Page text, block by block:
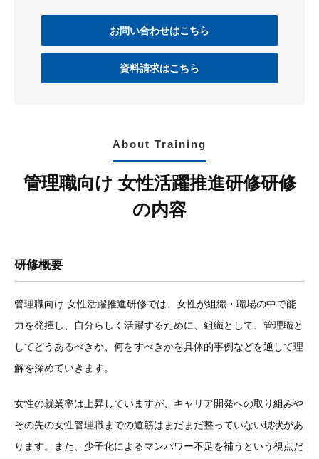
お問い合わせはこちら
資料請求はこちら
About Training
管理職向け 女性活躍推進研修研修
の内容
研修概要
管理職向け 女性活躍推進研修では、女性が組織・職場の中で能
力を発揮し、自分らしく活躍するために、組織として、管理職と
してどうあるべきか、何をすべきかを具体的事例などを通して理
解を深めていきます。
女性の就業率は上昇していますが、キャリア開発への取り組みや
その先の女性管理職までの道筋はまだまだ整っていない現状があ
ります。また、少子化によるマンパワー不足を補うという視点だ